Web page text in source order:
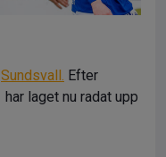
Sundsvall. Efter
laget nu radat upp